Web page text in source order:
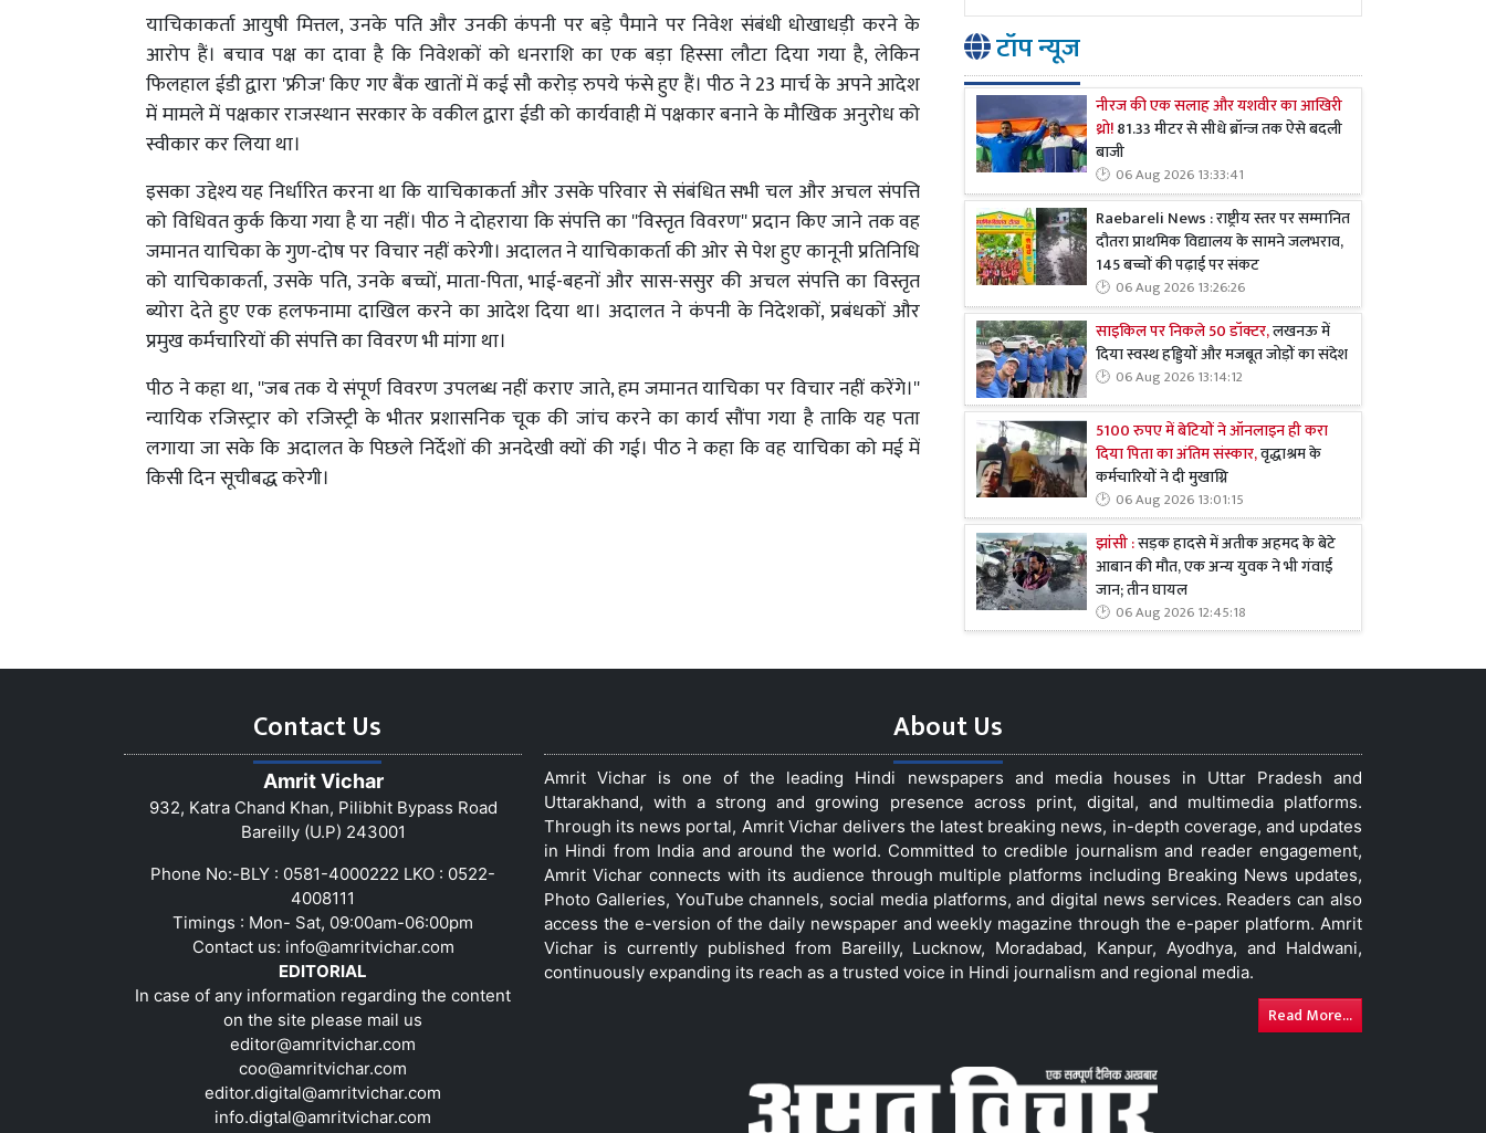
याचिकाकर्ता आयुषी मित्तल, उनके पति और उनकी कंपनी पर बड़े पैमाने पर निवेश संबंधी धोखाधड़ी करने के
आरोप हैं। बचाव पक्ष का दावा है कि निवेशकों को धनराशि का एक बड़ा हिस्सा लौटा दिया गया है, लेकिन
फिलहाल ईडी द्वारा 'फ्रीज' किए गए बैंक खातों में कई सौ करोड़ रुपये फंसे हुए हैं। पीठ ने 23 मार्च के अपने आदेश
में मामले में पक्षकार राजस्थान सरकार के वकील द्वारा ईडी को कार्यवाही में पक्षकार बनाने के मौखिक अनुरोध को
स्वीकार कर लिया था।
इसका उद्देश्य यह निर्धारित करना था कि याचिकाकर्ता और उसके परिवार से संबंधित सभी चल और अचल संपत्ति
को विधिवत कुर्क किया गया है या नहीं। पीठ ने दोहराया कि संपत्ति का ''विस्तृत विवरण'' प्रदान किए जाने तक वह
जमानत याचिका के गुण-दोष पर विचार नहीं करेगी। अदालत ने याचिकाकर्ता की ओर से पेश हुए कानूनी प्रतिनिधि
को याचिकाकर्ता, उसके पति, उनके बच्चों, माता-पिता, भाई-बहनों और सास-ससुर की अचल संपत्ति का विस्तृत
ब्योरा देते हुए एक हलफनामा दाखिल करने का आदेश दिया था। अदालत ने कंपनी के निदेशकों, प्रबंधकों और
प्रमुख कर्मचारियों की संपत्ति का विवरण भी मांगा था।
पीठ ने कहा था, ''जब तक ये संपूर्ण विवरण उपलब्ध नहीं कराए जाते, हम जमानत याचिका पर विचार नहीं करेंगे।''
न्यायिक रजिस्ट्रार को रजिस्ट्री के भीतर प्रशासनिक चूक की जांच करने का कार्य सौंपा गया है ताकि यह पता
लगाया जा सके कि अदालत के पिछले निर्देशों की अनदेखी क्यों की गई। पीठ ने कहा कि वह याचिका को मई में
किसी दिन सूचीबद्ध करेगी।
टॉप न्यूज
नीरज की एक सलाह और यशवीर का आखिरी
थ्रो!81.33 मीटर से सीधे ब्रॉन्ज तक ऐसे बदली
बाजी
06 Aug 2026 13:33:41
Raebareli News : राष्ट्रीय स्तर पर सम्मानित
दौतरा प्राथमिक विद्यालय के सामने जलभराव,
145 बच्चों की पढ़ाई पर संकट
06 Aug 2026 13:26:26
साइकिल पर निकले 50 डॉक्टर,लखनऊ में
दिया स्वस्थ हड्डियों और मजबूत जोड़ों का संदेश
06 Aug 2026 13:14:12
5100 रुपए में बेटियों ने ऑनलाइन ही करा
दिया पिता का अंतिम संस्कार,वृद्धाश्रम के
कर्मचारियों ने दी मुखाग्नि
06 Aug 2026 13:01:15
झांसी :सड़क हादसे में अतीक अहमद के बेटे
आबान की मौत, एक अन्य युवक ने भी गंवाई
जान; तीन घायल
06 Aug 2026 12:45:18
Contact Us
Amrit Vichar
932, Katra Chand Khan, Pilibhit Bypass Road
Bareilly (U.P) 243001
Phone No:-BLY : 0581-4000222 LKO : 0522-
4008111
Timings : Mon- Sat, 09:00am-06:00pm
Contact us: info@amritvichar.com
EDITORIAL
In case of any information regarding the content
on the site please mail us
editor@amritvichar.com
coo@amritvichar.com
editor.digital@amritvichar.com
info.digtal@amritvichar.com
About Us
Amrit Vichar is one of the leading Hindi newspapers and media houses in Uttar Pradesh and
Uttarakhand, with a strong and growing presence across print, digital, and multimedia platforms.
Through its news portal, Amrit Vichar delivers the latest breaking news, in-depth coverage, and updates
in Hindi from India and around the world. Committed to credible journalism and reader engagement,
Amrit Vichar connects with its audience through multiple platforms including Breaking News updates,
Photo Galleries, YouTube channels, social media platforms, and digital news services. Readers can also
access the e-version of the daily newspaper and weekly magazine through the e-paper platform. Amrit
Vichar is currently published from Bareilly, Lucknow, Moradabad, Kanpur, Ayodhya, and Haldwani,
continuously expanding its reach as a trusted voice in Hindi journalism and regional media.
Read More...